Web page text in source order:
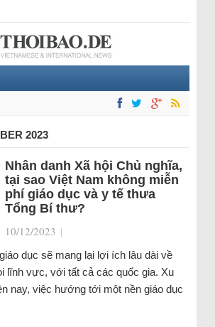
2023
Nhân danh Xã hội Chủ nghĩa,
tại sao Việt Nam không miễn
phí giáo dục và y tế thưa
Tổng Bí thư?
10/12/2023 |
dục sẽ mang lại lợi ích lâu dài về
lĩnh vực, với tất cả các quốc gia. Xu
nay, việc hướng tới một nền giáo dục